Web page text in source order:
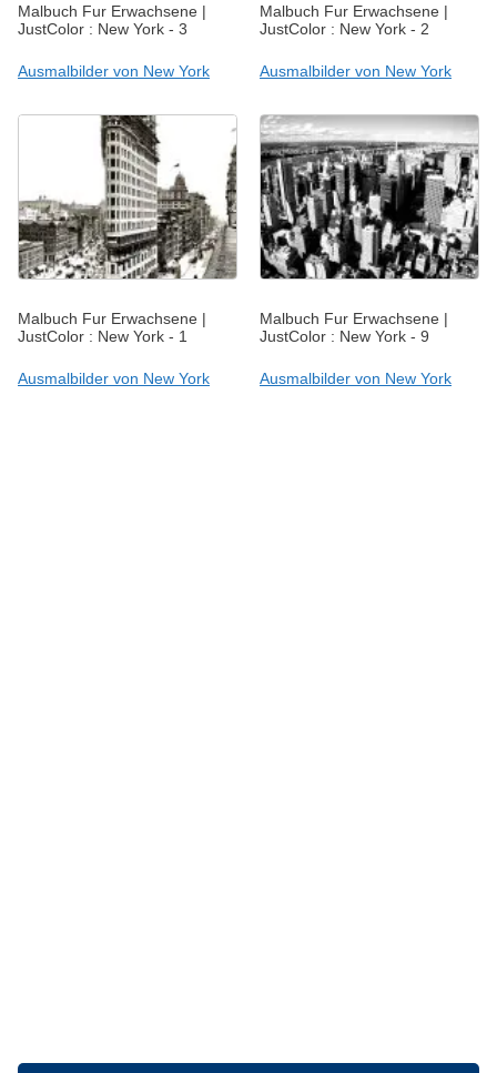
Malbuch Fur Erwachsene |
JustColor : New York - 3
Ausmalbilder von New York
Malbuch Fur Erwachsene |
JustColor : New York - 2
Ausmalbilder von New York
Malbuch Fur Erwachsene |
JustColor : New York - 1
Ausmalbilder von New York
Malbuch Fur Erwachsene |
JustColor : New York - 9
Ausmalbilder von New York